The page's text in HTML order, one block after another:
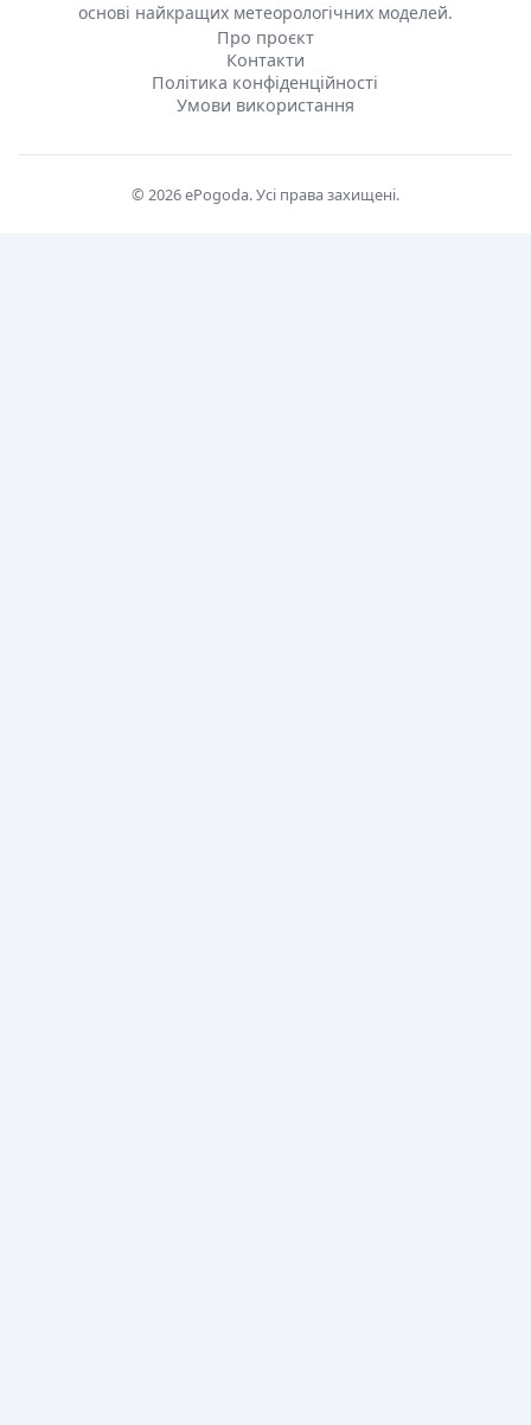
основі найкращих метеорологічних моделей.
Про проєкт
Контакти
Політика конфіденційності
Умови використання
© 2026 ePogoda. Усі права захищені.